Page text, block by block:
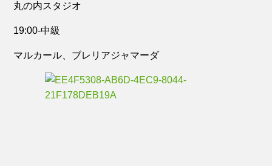
丸の内スタジオ
19:00-中級
マルカール、ブレリアジャマーダ